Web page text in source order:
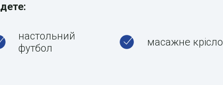
настольний
футбол
масажне крісло